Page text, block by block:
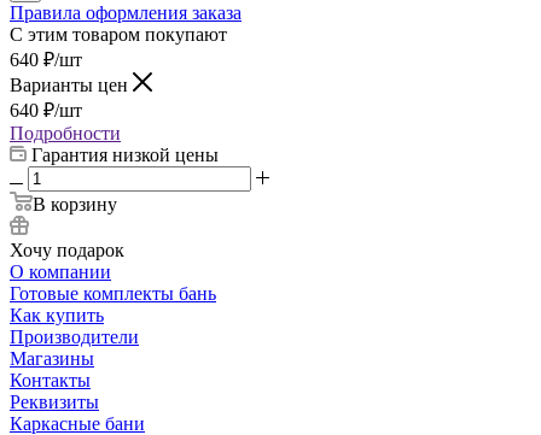
Правила оформления заказа
С этим товаром покупают
640 ₽/шт
Варианты цен
640 ₽/шт
Подробности
Гарантия низкой цены
В корзину
Хочу подарок
О компании
Готовые комплекты бань
Как купить
Производители
Магазины
Контакты
Реквизиты
Каркасные бани